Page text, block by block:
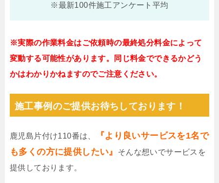
※最新100件施工アンケート平均
※実際の作業料金はご依頼時の最終処分料金によって
変動する可能性があります。同じ料金でできるかどう
かはわかりかねますのでご注意ください。
施工事例のご提供お待ちしております！
鹿児島片付け110番は、
『より良いサービスを1名で
も多くの方に提供したい』
そんな想いでサービスを
提供しております。